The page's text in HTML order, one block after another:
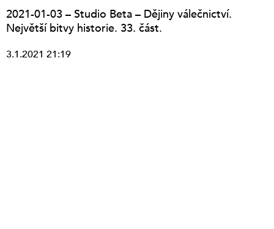
2021-01-03 – Studio Beta – Dějiny válečnictví.
Největší bitvy historie. 33. část.
3.1.2021 21:19